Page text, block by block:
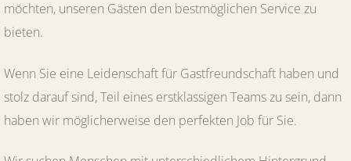
möchten, unseren Gästen den bestmöglichen Service zu
bieten.
Wenn Sie eine Leidenschaft für Gastfreundschaft haben und
stolz darauf sind, Teil eines erstklassigen Teams zu sein, dann
haben wir möglicherweise den perfekten Job für Sie.